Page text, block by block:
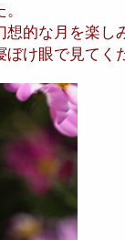
的な月を楽し
け眼で見てく